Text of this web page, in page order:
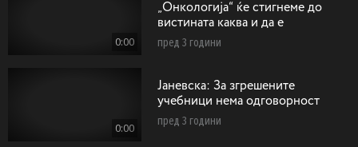
0:00
„Онкологија“ ќе стигнеме до
вистината каква и да е
пред 3 години
0:00
Jaневска: За згрешените
учебници нема одговорност
пред 3 години